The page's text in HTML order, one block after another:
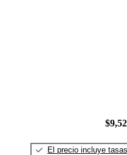
El precio incluye tasas